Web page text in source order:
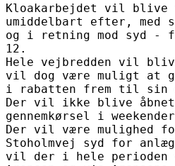
Kloakarbejdet vil blive
umiddelbart efter, med
og i retning mod syd -
12.
Hele vejbredden vil
vil dog være muligt at
i rabatten frem til sin
Der vil ikke blive
gennemkørsel i
Der vil være mulighed
Stoholmvej syd for
vil der i hele perioden